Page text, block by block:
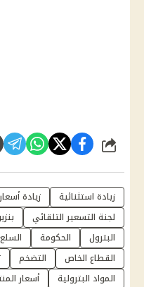
شارك
زيادة استثنائية زيادة
لجنة التسعير التلقائي
البترول
الحكومة السلع
القطاع الخاص
التضخم
المواد البترولية
أسعار